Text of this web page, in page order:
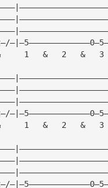
1   &   2   &   3
1   &   2   &   3